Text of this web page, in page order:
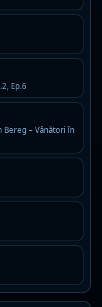
Ep.6
Bereg – Vânători în